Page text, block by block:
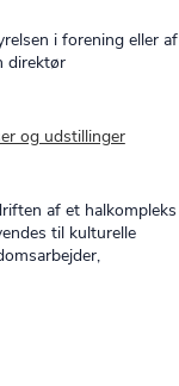
i forening eller af
direktør
og udstillinger
af et halkompleks
til kulturelle